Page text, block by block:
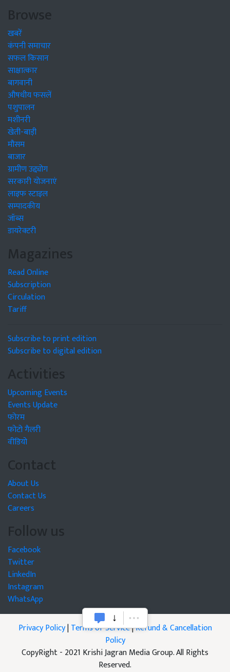
Browse
खबरें
कंपनी समाचार
सफल किसान
साक्षात्कार
बागवानी
औषधीय फसलें
पशुपालन
मशीनरी
खेती-बाड़ी
मौसम
बाजार
ग्रामीण उद्द्योग
सरकारी योजनाएं
लाइफ स्टाइल
सम्पादकीय
जॉब्स
डायरेक्टरी
Magazines
Read Online
Subscription
Circulation
Tariff
Subscribe to print edition
Subscribe to digital edition
Activities
Upcoming Events
Events Update
फोरम
फोटो गैलरी
वीडियो
Contact
About Us
Contact Us
Careers
Follow us
Facebook
Twitter
LinkedIn
Instagram
WhatsApp
Privacy Policy|Terms of Service|Refund & Cancellation
Policy
CopyRight - 2021 Krishi Jagran Media Group. All Rights
Reserved.